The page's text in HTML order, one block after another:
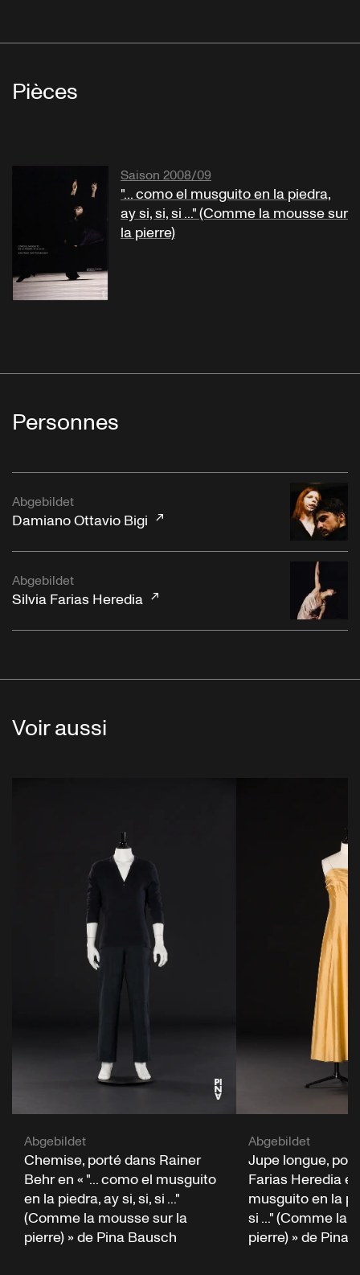
Pièces
Saison 2008/09
"... como el musguito en la piedra,
ay si, si, si ..." (Comme la mousse sur
la pierre)
Personnes
Abgebildet
Damiano Ottavio Bigi
Abgebildet
Silvia Farias Heredia
Voir aussi
Abgebildet
Chemise, porté dans Rainer
Behr en « "... como el musguito
en la piedra, ay si, si, si ..."
(Comme la mousse sur la
pierre) » de Pina Bausch
Abgebildet
Jupe longue,
Farias Heredia
musguito en la
si ..." (Comme la
pierre) » de Pina